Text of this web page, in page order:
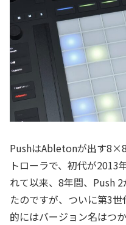
PushはAbletonが出す
トローラで、初代が2013
れて以来、8年間、Push
たのですが、ついに第3
的にはバージョン名はつ